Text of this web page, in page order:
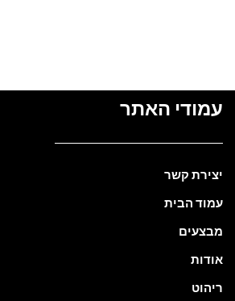
עמודי האתר
יצירת קשר
עמוד הבית
מבצעים
אודות
ריהוט